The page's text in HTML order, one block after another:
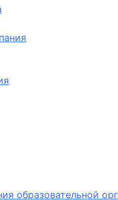
образовательной